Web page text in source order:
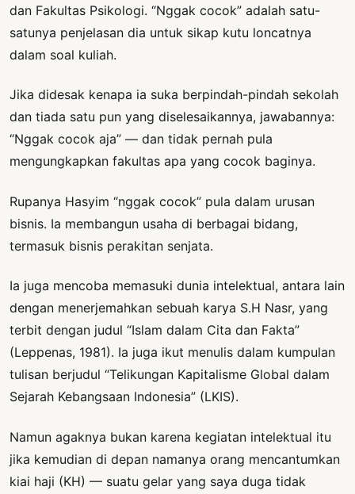
dan Fakultas Psikologi. “Nggak cocok” adalah satu-
satunya penjelasan dia untuk sikap kutu loncatnya
dalam soal kuliah.
Jika didesak kenapa ia suka berpindah-pindah sekolah
dan tiada satu pun yang diselesaikannya, jawabannya:
“Nggak cocok aja” — dan tidak pernah pula
mengungkapkan fakultas apa yang cocok baginya.
Rupanya Hasyim “nggak cocok” pula dalam urusan
bisnis. Ia membangun usaha di berbagai bidang,
termasuk bisnis perakitan senjata.
Ia juga mencoba memasuki dunia intelektual, antara lain
dengan menerjemahkan sebuah karya S.H Nasr, yang
terbit dengan judul “Islam dalam Cita dan Fakta”
(Leppenas, 1981). Ia juga ikut menulis dalam kumpulan
tulisan berjudul “Telikungan Kapitalisme Global dalam
Sejarah Kebangsaan Indonesia” (LKIS).
Namun agaknya bukan karena kegiatan intelektual itu
jika kemudian di depan namanya orang mencantumkan
kiai haji (KH) — suatu gelar yang saya duga tidak